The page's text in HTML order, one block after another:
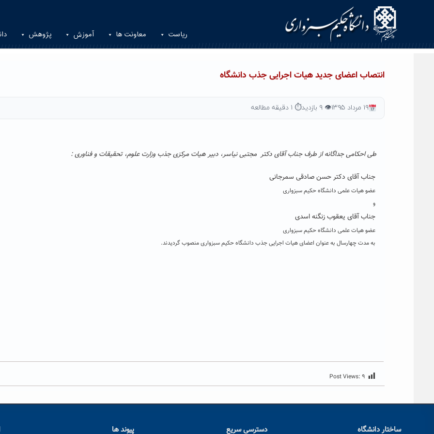
ریاست معاونت ها آموزش پژوهش
انتصاب اعضای جدید هیات اجرایی جذب دانشگاه
۱۹ مرداد ۱۳۹۵ 👁 ۹ بازدید ⏱ ۱ دقیقه مطالعه
طی احکامی جداگانه از طرف جناب آقای دکترمجتبی نیاسر، دبیر هیات مرکزی جذب وزارت علوم، تحقیقات و فناوری:
جناب آقای دکتر حسن صادقی سمرجانی
عضو هیات علمی دانشگاه حکیم سبزواری
و
جناب آقای یعقوب زنگنه اسدی
عضو هیات علمی دانشگاه حکیم سبزواری
به مدت چهارسال به عنوان اعضای هیات اجرایی جذب دانشگاه حکیم سبزواری منصوب گردیدند.
Post Views: ۹
ساختار دانشگاه دسترسی سریع پیوند ها